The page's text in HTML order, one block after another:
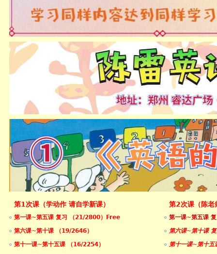
第1次课（学动作 请自学新课）
第一课~第五课 复习 （21/2800）Free
第六课~第十课 （19/2646）
第十一课~第十五课 （16/2254）
第2次课（陈老
第一课~第五课
第六课~第十课
第十一课~第十